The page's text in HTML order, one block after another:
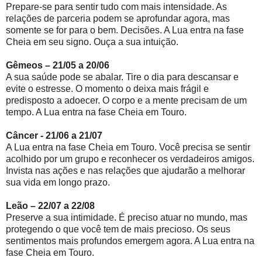
Prepare-se para sentir tudo com mais intensidade. As
relações de parceria podem se aprofundar agora, mas
somente se for para o bem. Decisões. A Lua entra na fase
Cheia em seu signo. Ouça a sua intuição.
Gêmeos – 21/05 a 20/06
A sua saúde pode se abalar. Tire o dia para descansar e
evite o estresse. O momento o deixa mais frágil e
predisposto a adoecer. O corpo e a mente precisam de um
tempo. A Lua entra na fase Cheia em Touro.
Câncer - 21/06 a 21/07
A Lua entra na fase Cheia em Touro. Você precisa se sentir
acolhido por um grupo e reconhecer os verdadeiros amigos.
Invista nas ações e nas relações que ajudarão a melhorar
sua vida em longo prazo.
Leão – 22/07 a 22/08
Preserve a sua intimidade. É preciso atuar no mundo, mas
protegendo o que você tem de mais precioso. Os seus
sentimentos mais profundos emergem agora. A Lua entra na
fase Cheia em Touro.